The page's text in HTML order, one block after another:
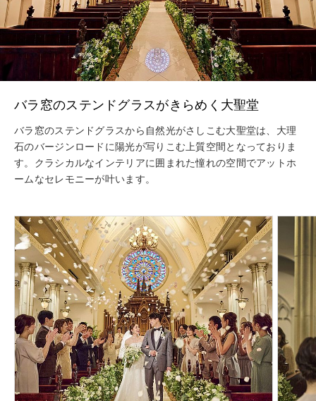
バラ窓のステンドグラスがきらめく大聖堂
バラ窓のステンドグラスから自然光がさしこむ大聖堂は、大理
石のバージンロードに陽光が写りこむ上質空間となっておりま
す。クラシカルなインテリアに囲まれた憧れの空間でアットホ
ームなセレモニーが叶います。